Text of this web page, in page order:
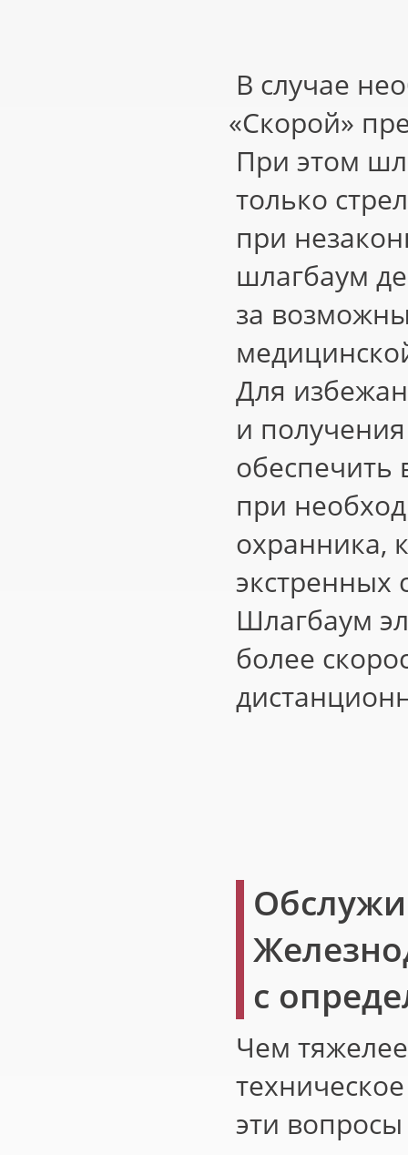
В случае
«Скорой»
При этом
только
при
шлагбаум
за
Для
и
обеспечить
при
охранника,
экстренных
Шлагбаум
более
с
Чем
эти